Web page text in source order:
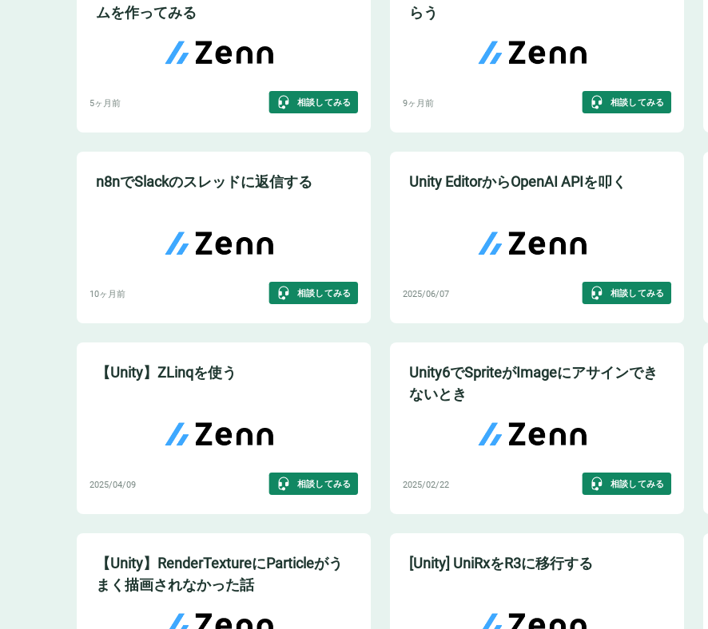
ムを作ってみる
5ヶ月前 相談してみる
らう
9ヶ月前 相談してみる
n8nでSlackのスレッドに返信する
10ヶ月前 相談してみる
Unity EditorからOpenAI APIを叩く
2025/06/07 相談してみる
【Unity】ZLinqを使う
2025/04/09 相談してみる
Unity6でSpriteがImageにアサインでき
ないとき
2025/02/22 相談してみる
【Unity】RenderTextureにParticleがう
まく描画されなかった話
[Unity] UniRxをR3に移行する